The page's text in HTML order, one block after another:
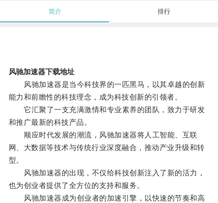
简介 排行
风驰加速器下载地址
风驰加速器是当今科技界的一匹黑马，以其卓越的创新
能力和前瞻性的科技理念，成为科技创新的引领者。
它汇聚了一支充满激情和专业素养的团队，致力于研发
和推广最新的科技产品。
顺应时代发展的潮流，风驰加速器将人工智能、互联
网、大数据等技术与传统行业深度融合，推动产业升级和转
型。
风驰加速器的出现，不仅给科技创新注入了新的活力，
也为创业者提供了全方位的支持和服务。
风驰加速器成为创业者的加速引擎，以快速的节奏和高